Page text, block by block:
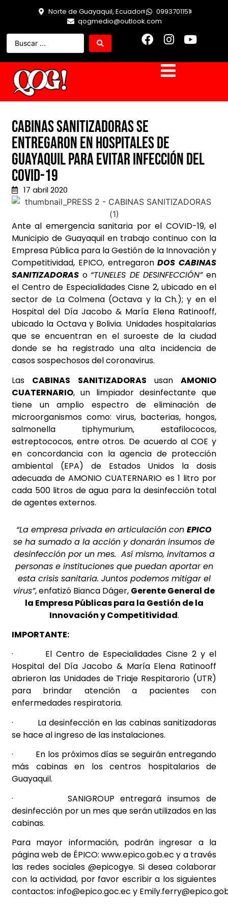
Norte de Guayaquil, Ecuador
0993701151
qogmedio@outlook.com
CABINAS SANITIZADORAS SE
ENTREGARON EN HOSPITALES DE
GUAYAQUIL PARA EVITAR INFECCIÓN DEL
COVID-19
17 abril 2020
Ante al emergencia sanitaria por el COVID-19, el
Municipio de Guayaquil en trabajo continuo con la
Empresa Pública para la Gestión de la Innovación y
Competitividad, EPICO, entregaronDOS CABINAS
SANITIZADORAS o “TUNELES DE DESINFECCIÓN”en
el Centro de Especialidades Cisne 2, ubicado en el
sector de La Colmena (Octava y la Ch.); y en el
Hospital del Día Jacobo & María Elena Ratinooff,
ubicado la Octava y Bolivia. Unidades hospitalarias
que se encuentran en el suroeste de la ciudad
donde se ha registrado una alta incidencia de
casos sospechosos del coronavirus.
Las CABINAS SANITIZADORAS usan AMONIO
CUATERNARIO, un limpiador desinfectante que
tiene un amplio espectro de eliminación de
microorganismos como: virus, bacterias, hongos,
salmonella tiphymurium, estafilococos,
estreptococos, entre otros. De acuerdo al COE y
en concordancia con la agencia de protección
ambiental (EPA) de Estados Unidos la dosis
adecuada de AMONIO CUATERNARIO es 1 litro por
cada 500 litros de agua para la desinfección total
de agentes externos.
“La empresa privada en articulación con EPICO
se ha sumado a la acción y donarán insumos de
desinfección por un mes. Así mismo, invitamos a
personas e instituciones que puedan aportar en
esta crisis sanitaria. Juntos podemos mitigar el
virus”, enfatizó Bianca Dáger, Gerente General de
la Empresa Públicas para la Gestión de la
Innovación y Competitividad.
IMPORTANTE:
· El Centro de Especialidades Cisne 2 y el
Hospital del Día Jacobo & María Elena Ratinooff
abrieron las Unidades de Triaje Respitarorio (UTR)
para brindar atención a pacientes con
enfermedades respiratoria.
· La desinfección en las cabinas sanitizadoras
se hace al ingreso de las instalaciones.
· En los próximos días se seguirán entregando
más cabinas en los centros hospitalarios de
Guayaquil.
· SANIGROUP entregará insumos de
desinfección por un mes que serán utilizados en las
cabinas.
Para mayor información, podrán ingresar a la
página web de ÉPICO:www.epico.gob.ec y a través
las redes sociales @epicogye. Si desea colaborar
con la actividad, por favor escribir a los siguientes
contactos: info@epico.goc.ec y